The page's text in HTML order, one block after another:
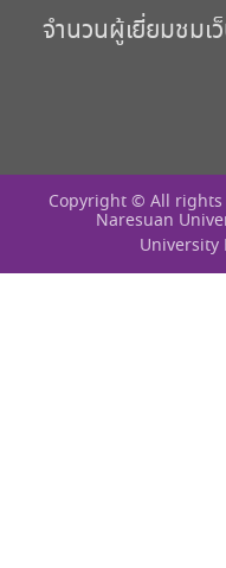
จำนวนผู้เยี่ยมชมเ
Copyright © All rights
Naresuan
University